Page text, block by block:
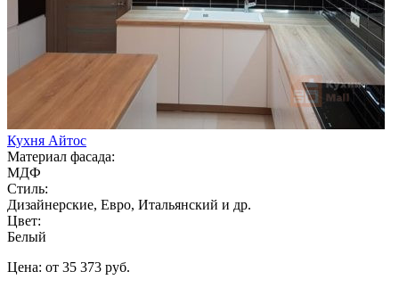
Кухня Айтос
Материал фасада:
МДФ
Стиль:
Дизайнерские, Евро, Итальянский и др.
Цвет:
Белый
Цена: от 35 373 руб.